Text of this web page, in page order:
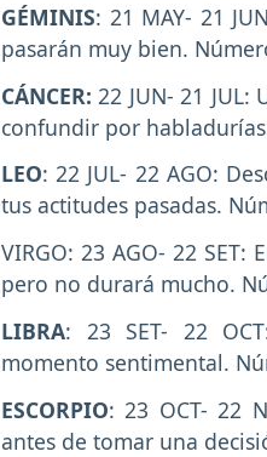
GÉMINIS: 21 MAY- 21
pasarán muy bien.
CÁNCER: 22 JUN- 21
confundir por
LEO: 22 JUL- 22 AGO:
tus actitudes pasadas.
VIRGO: 23 AGO- 22
pero no durará mucho.
LIBRA: 23 SET- 22
momento sentimental.
ESCORPIO: 23 OCT- 22
antes de tomar una